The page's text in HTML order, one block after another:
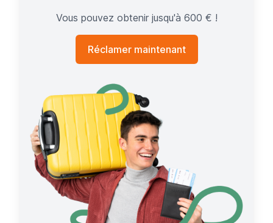
Vous pouvez obtenir jusqu'à 600 € !
Réclamer maintenant